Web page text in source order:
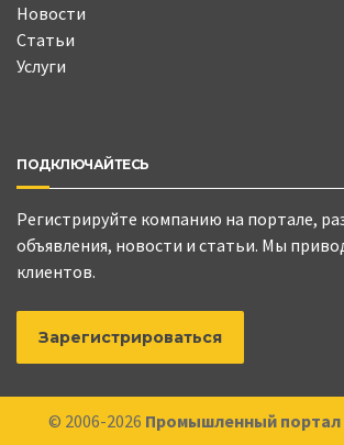
Новости
Статьи
Услуги
ПОДКЛЮЧАЙТЕСЬ
Регистрируйте компанию на портале,
объявления, новости и статьи. Мы
клиентов.
Зарегистрироваться
© 2006-2026 Промышленный портал